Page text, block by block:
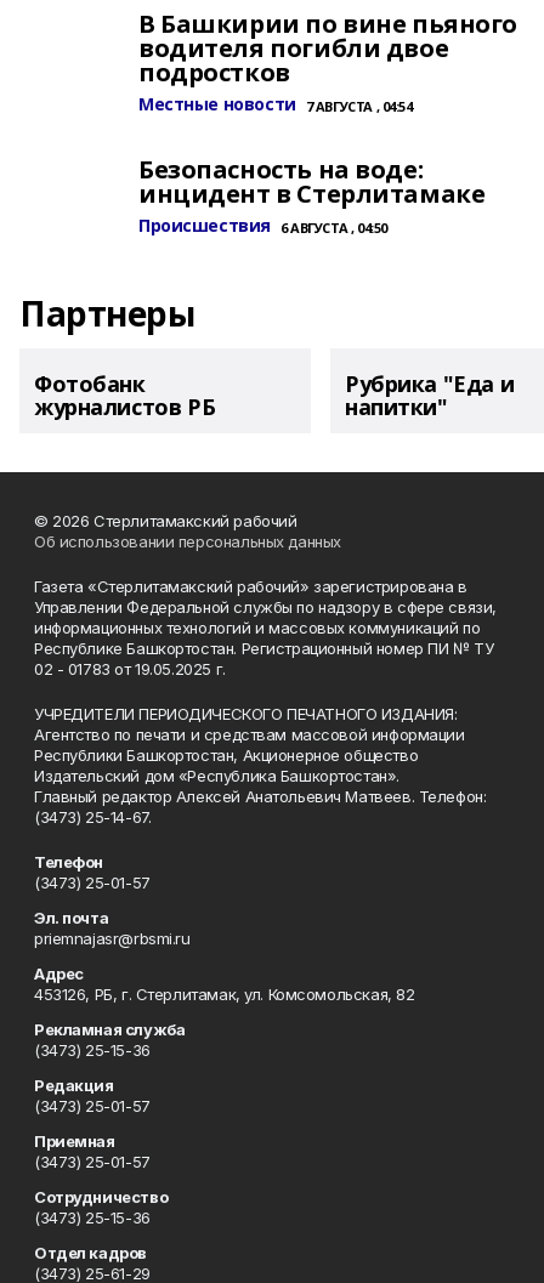
В Башкирии по вине пьяного
водителя погибли двое
подростков
Местные новости 7 АВГУСТА , 04:54
Безопасность на воде:
инцидент в Стерлитамаке
Происшествия 6 АВГУСТА , 04:50
Партнеры
Фотобанк
журналистов РБ
Рубрика "Еда и
напитки"
© 2026 Стерлитамакский рабочий
Об использовании персональных данных
Газета «Стерлитамакский рабочий» зарегистрирована в
Управлении Федеральной службы по надзору в сфере связи,
информационных технологий и массовых коммуникаций по
Республике Башкортостан. Регистрационный номер ПИ № ТУ
02 - 01783 от 19.05.2025 г.
УЧРЕДИТЕЛИ ПЕРИОДИЧЕСКОГО ПЕЧАТНОГО ИЗДАНИЯ:
Агентство по печати и средствам массовой информации
Республики Башкортостан, Акционерное общество
Издательский дом «Республика Башкортостан».
Главный редактор Алексей Анатольевич Матвеев. Телефон:
(3473) 25-14-67.
Телефон
(3473) 25-01-57
Эл. почта
priemnajasr@rbsmi.ru
Адрес
453126, РБ, г. Стерлитамак, ул. Комсомольская, 82
Рекламная служба
(3473) 25-15-36
Редакция
(3473) 25-01-57
Приемная
(3473) 25-01-57
Сотрудничество
(3473) 25-15-36
Отдел кадров
(3473) 25-61-29